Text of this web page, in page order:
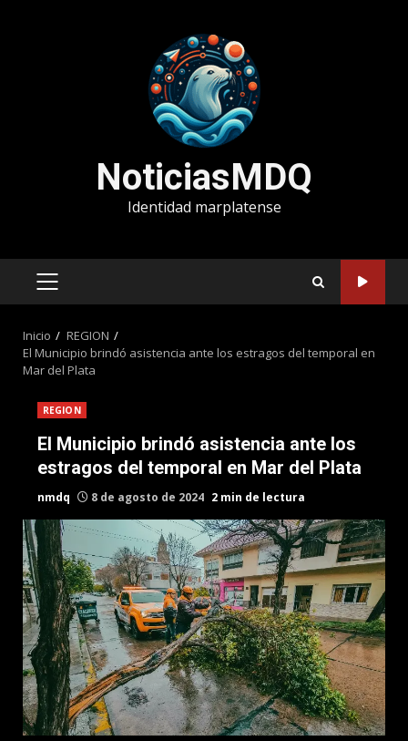
NoticiasMDQ
Identidad marplatense
MENÚ
Inicio
REGION
El Municipio brindó asistencia ante los estragos del temporal en
Mar del Plata
REGION
El Municipio brindó asistencia ante los
estragos del temporal en Mar del Plata
nmdq 8 de agosto de 2024 2 min de lectura